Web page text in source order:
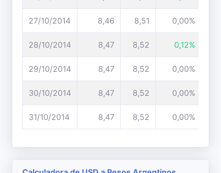
27/10/2014 8,46 8,51 0,00%
28/10/2014 8,47 8,52 0,12%
29/10/2014 8,47 8,52 0,00%
30/10/2014 8,47 8,52 0,00%
31/10/2014 8,47 8,52 0,00%